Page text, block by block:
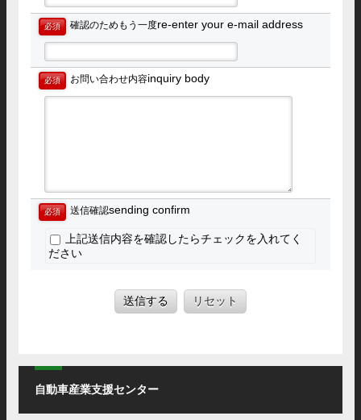
必須 確認のためもう一度re-enter your e-mail address
必須 お問い合わせ内容inquiry body
必須 送信確認sending confirm
上記送信内容を確認したらチェックを入れてく
ださい
送信する リセット
自動車産業支援センター